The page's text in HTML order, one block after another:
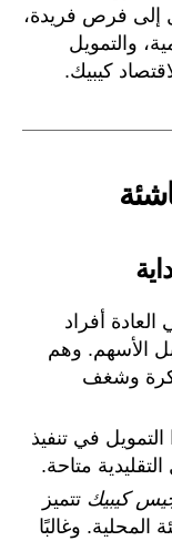
إلى فرص فريدة،
والتمويل
كيبيك.
أفراد
الأسهم. وهم
وشغف
في تنفيذ
متاحة.
كيبيك تتميز
وغالبًا